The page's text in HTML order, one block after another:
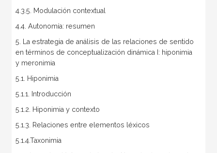
4.3.5. Modulación contextual
4.4. Autonomía: resumen
5. La estrategia de análisis de las relaciones de sentido
en términos de conceptualización dinámica I: hiponimia
y meronimia
5.1. Hiponimia
5.1.1. Introducción
5.1.2. Hiponimia y contexto
5.1.3. Relaciones entre elementos léxicos
5.1.4.Taxonimia